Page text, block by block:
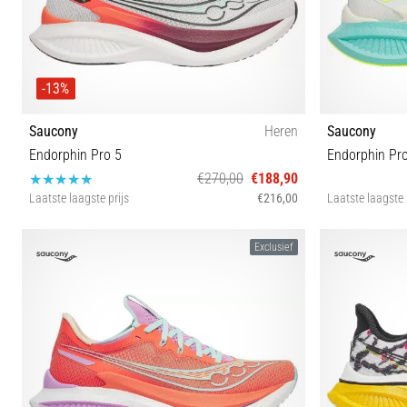
-13%
Saucony
Heren
Endorphin Pro 5
€270,00 €188,90
Laatste laagste prijs €216,00
Saucony
Endorphin
Laatste laagste
Exclusief